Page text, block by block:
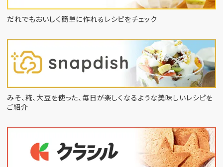
だれでもおいしく簡単に作れるレシピをチェック
みそ、糀、大豆を使った、毎日が楽しくなるような美味しいレシピを
ご紹介